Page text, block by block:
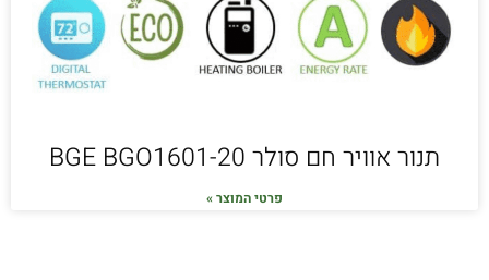
תנור אוויר חם סולר BGE BGO1601-20
פרטי המוצר »